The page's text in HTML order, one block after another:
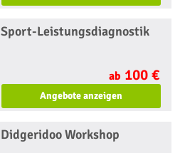
Sport-Leistungsdiagnostik
ab 100 €
Angebote anzeigen
Didgeridoo Workshop